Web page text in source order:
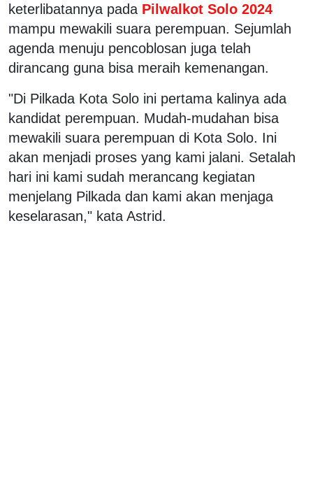
keterlibatannya pada Pilwalkot Solo 2024
mampu mewakili suara perempuan. Sejumlah
agenda menuju pencoblosan juga telah
dirancang guna bisa meraih kemenangan.
"Di Pilkada Kota Solo ini pertama kalinya ada
kandidat perempuan. Mudah-mudahan bisa
mewakili suara perempuan di Kota Solo. Ini
akan menjadi proses yang kami jalani. Setalah
hari ini kami sudah merancang kegiatan
menjelang Pilkada dan kami akan menjaga
keselarasan," kata Astrid.